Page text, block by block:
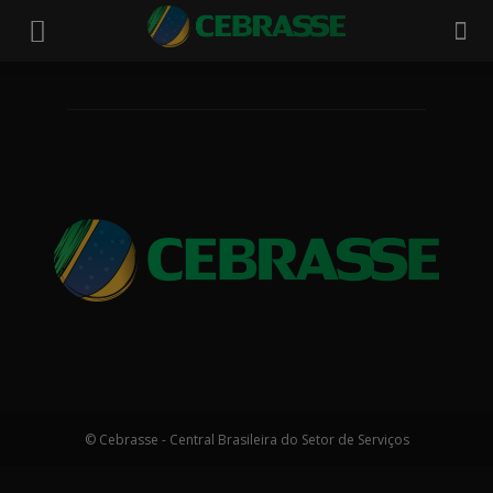
© Cebrasse - Central Brasileira do Setor de Serviços